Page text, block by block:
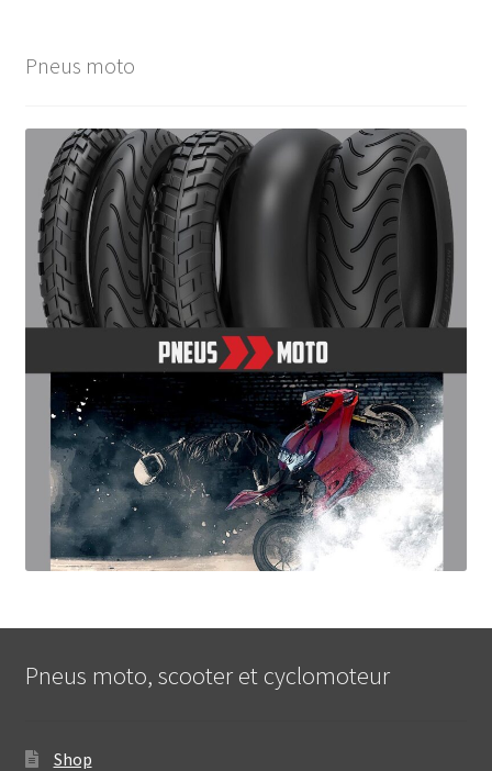
Pneus moto
Pneus moto, scooter et cyclomoteur
Shop